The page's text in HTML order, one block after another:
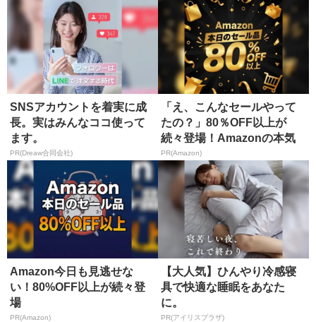
SNSアカウントを着実に成
長。実はみんなココ使って
ます。
PR(Dreaw合同会社)
「え、こんなセールやって
たの？」80％OFF以上が
続々登場！Amazonの本気
が...
PR(Amazon)
Amazon今日も見逃せな
い！80%OFF以上が続々登
場
PR(Amazon)
【大人気】ひんやり冷感寝
具で快適な睡眠をあなた
に。
PR(アイリスプラザ)